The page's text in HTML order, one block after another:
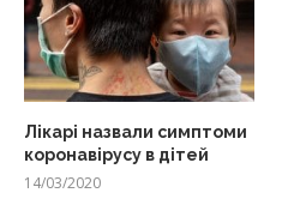
Лікарі назвали симптоми
коронавірусу в дітей
14/03/2020